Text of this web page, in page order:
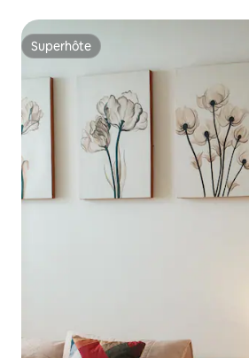
Superhôte
Superhôte